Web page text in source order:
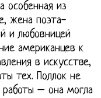
особенная из
жена поэта-
и любовницей
американцев к
в искусстве,
тех. Поллок не
– она могла